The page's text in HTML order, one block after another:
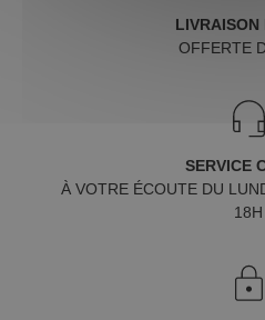
LIVRAISON
OFFERTE
SERVICE
À VOTRE ÉCOUTE DU
18H